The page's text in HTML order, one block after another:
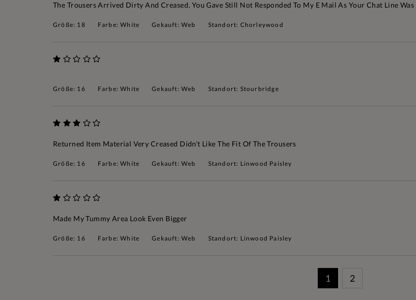
The Trousers Arrived Dirty And Creased. You Gave Still Not Responded To My E Mail As Your Chat Line Was
Größe: 18 Farbe: White Gekauft: Web Standort: Chorleywood
Größe: 16 Farbe: White Gekauft: Web Standort: Stourbridge
Returned Item Material Very Creased Didn't Like The Fit Of The Trousers
Größe: 16 Farbe: White Gekauft: Web Standort: Linwood Paisley
Made My Tummy Area Look Even Bigger
Größe: 16 Farbe: White Gekauft: Web Standort: Linwood Paisley
1 2